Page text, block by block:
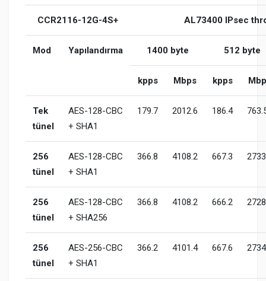
CCR2116-12G-4S+ AL73400 IPsec
Mod Yapılandırma 1400 byte 512 byte
kpps Mbps kpps
Tek
tünel
AES-128-CBC
+ SHA1
179.7 2012.6 186.4
256
tünel
AES-128-CBC
+ SHA1
366.8 4108.2 667.3
256
tünel
AES-128-CBC
+ SHA256
366.8 4108.2 666.2
256
tünel
AES-256-CBC
+ SHA1
366.2 4101.4 667.6